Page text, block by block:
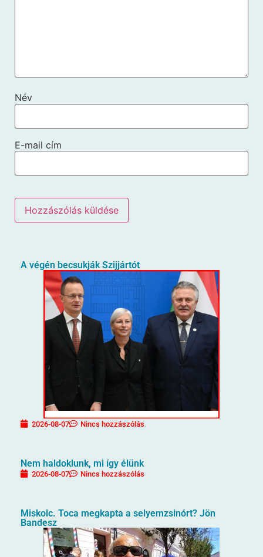
Név
E-mail cím
A végén becsukják Szijjártót
2026-08-07 Nincs hozzászólás
Nem haldoklunk, mi így élünk
2026-08-07 Nincs hozzászólás
Miskolc. Toca megkapta a selyemzsinórt? Jön
Bandesz